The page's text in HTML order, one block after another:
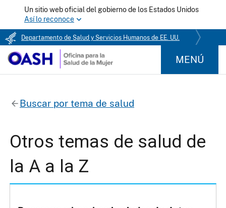
Un sitio web oficial del gobierno de los Estados Unidos
Así lo reconoce
Departamento de Salud y Servicios Humanos de EE. UU.
MENÚ
Buscar por tema de salud
Otros temas de salud de
la A a la Z